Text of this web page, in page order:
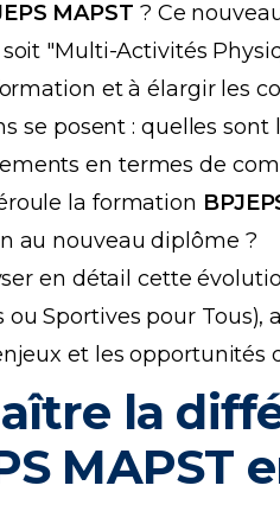
MAPST ? Ce
soit "Multi-Activités
et à élargir les
se posent : quelles
en termes de
la formation
au nouveau diplôme ?
en détail cette
Sportives pour Tous),
et les opportunités
la
MAPST